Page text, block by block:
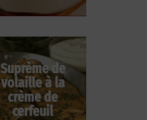
Suprème de
volaille à la
crème de
cerfeuil